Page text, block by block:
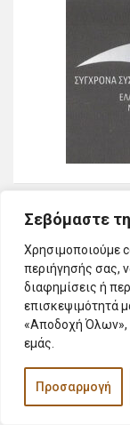
Σεβόμαστε
Χρησιμοποιούμε
περιήγησής σας,
διαφημίσεις ή
επισκεψιμότητά
«Αποδοχή Όλων»,
εμάς.
Προσαρμογή